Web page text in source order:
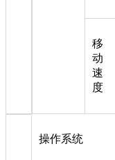
移
动
速
度
操作系统